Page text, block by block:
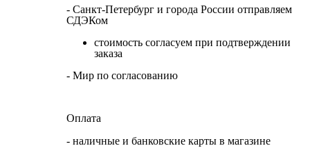
- Санкт-Петербург и города России отправляем
СДЭКом
стоимость согласуем при подтверждении
заказа
- Мир по согласованию
Оплата
- наличные и банковские карты в магазине